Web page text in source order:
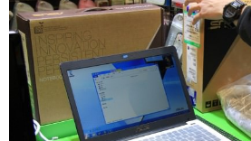
o
o
k
t
r